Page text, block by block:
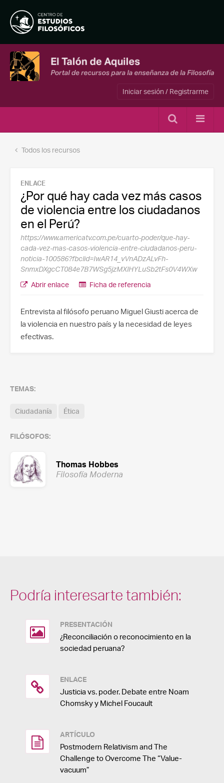
Iniciar sesión / Registrarme
Todos los recursos
ENLACE
¿Por qué hay cada vez más casos
de violencia entre los ciudadanos
en el Perú?
https://www.americatv.com.pe/cuarto-poder/que-hay-
cada-vez-mas-casos-violencia-entre-ciudadanos-peru-
noticia-100586?fbclid=IwAR14_vVnADzALvFh-
SnmxDXgcCT084e7B7WSg5jzMXlHYLuSb2tFs0V4WXw
Abrir enlace
Ficha de referencia
Entrevista al filósofo peruano Miguel Giusti acerca de
la violencia en nuestro país y la necesidad de leyes
efectivas.
TEMAS:
Ciudadanía Ética
FILÓSOFOS:
Thomas Hobbes
Filosofía Moderna
Podría interesarte también:
PRESENTACIÓN
¿Reconciliación o reconocimiento en la
sociedad peruana?
ENLACE
Justicia vs. poder. Debate entre Noam
Chomsky y Michel Foucault
ARTÍCULO
Postmodern Relativism and The
Challenge to Overcome The “Value-
vacuum”